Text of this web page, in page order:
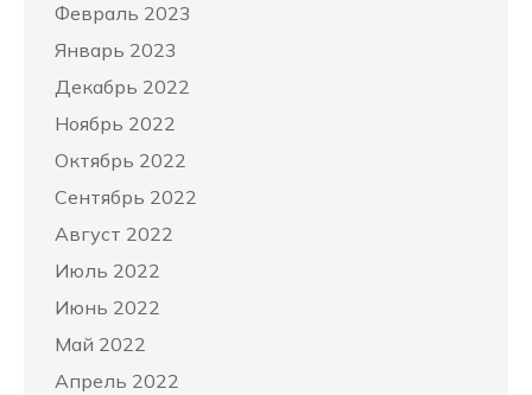
Февраль 2023
Январь 2023
Декабрь 2022
Ноябрь 2022
Октябрь 2022
Сентябрь 2022
Август 2022
Июль 2022
Июнь 2022
Май 2022
Апрель 2022